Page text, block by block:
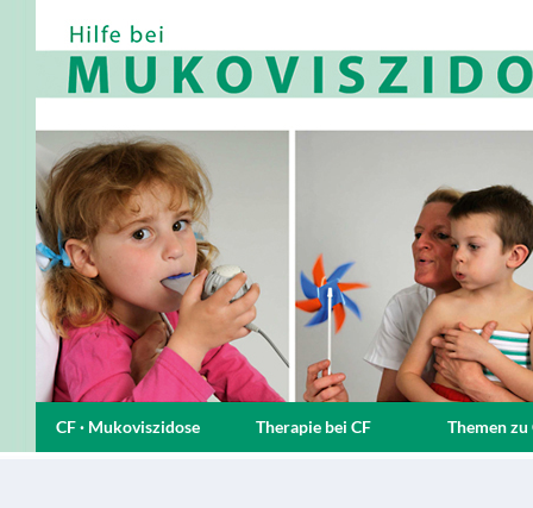
CF · Mukoviszidose Therapie bei CF Themen zu